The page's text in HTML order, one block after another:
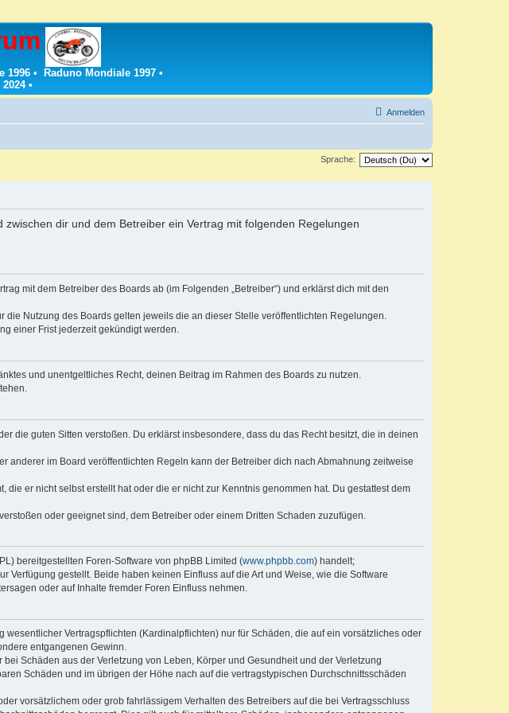
1996 • Raduno Mondiale 1997 •
•
Anmelden
Sprache:
dir und dem Betreiber ein Vertrag mit folgenden Regelungen
mit dem Betreiber des Boards ab (im Folgenden „Betreiber“) und erklärst dich mit den
Nutzung des Boards gelten jeweils die an dieser Stelle veröffentlichten Regelungen.
einer Frist jederzeit gekündigt werden.
und unentgeltliches Recht, deinen Beitrag im Rahmen des Boards zu nutzen.
die guten Sitten verstoßen. Du erklärst insbesondere, dass du das Recht besitzt, die in deinen
im Board veröffentlichten Regeln kann der Betreiber dich nach Abmahnung zeitweise
er nicht selbst erstellt hat oder die er nicht zur Kenntnis genommen hat. Du gestattest dem
oder geeignet sind, dem Betreiber oder einem Dritten Schaden zuzufügen.
bereitgestellten Foren-Software von phpBB Limited (www.phpbb.com) handelt;
Verfügung gestellt. Beide haben keinen Einfluss auf die Art und Weise, wie die Software
oder auf Inhalte fremder Foren Einfluss nehmen.
Vertragspflichten (Kardinalpflichten) nur für Schäden, die auf ein vorsätzliches oder
entgangenen Gewinn.
Schäden aus der Verletzung von Leben, Körper und Gesundheit und der Verletzung
Schäden und im übrigen der Höhe nach auf die vertragstypischen Durchschnittsschäden
vorsätzlichem oder grob fahrlässigem Verhalten des Betreibers auf die bei Vertragsschluss